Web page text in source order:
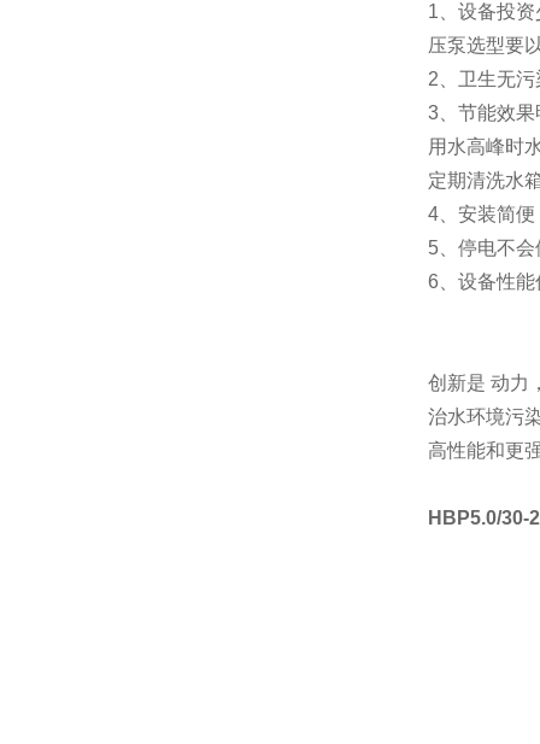
1、设备投
压泵选型要
2、卫生无
3、节能效
用水高峰时
定期清洗水
4、安装简
5、停电不
6、设备性
创新是 动力
治水环境污
高性能和更
HBP5.0/30-